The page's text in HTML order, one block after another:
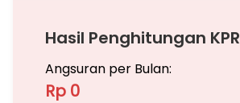
Hasil Penghitungan KPR
Angsuran per Bulan:
Rp 0